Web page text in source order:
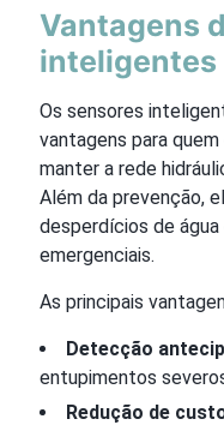
Vantagens
inteligentes
Os sensores
vantagens para
manter a rede
Além da prevenção,
desperdícios de
emergenciais.
As principais
Detecção
entupimentos
Redução de